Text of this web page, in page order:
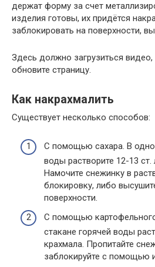
держат форму за счет
изделия готовы, их придётся
заблокировать на поверхности,
Здесь должно загрузиться
обновите страницу.
Как накрахмалить
Существует несколько способов:
С помощью сахара. В
воды растворите 12-13 ст.
Намочите снежинку в
блокировку, либо
поверхности.
С помощью
стакане горячей воды
крахмала. Пропитайте
заблокируйте с помощью